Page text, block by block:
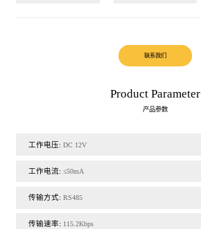
联系我们
Product Parameter
产品参数
工作电压:DC 12V
工作电流:≤50mA
传输方式:RS485
传输速率: 115.2Kbps